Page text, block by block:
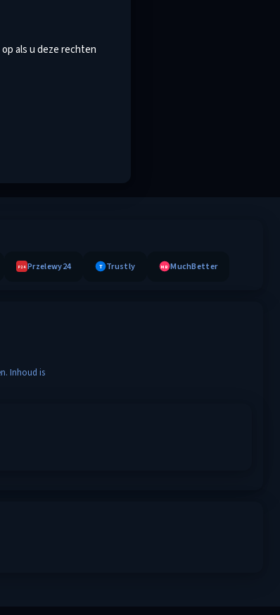
als u deze rechten
P24 Przelewy24 T Trustly MB MuchBetter
Inhoud is